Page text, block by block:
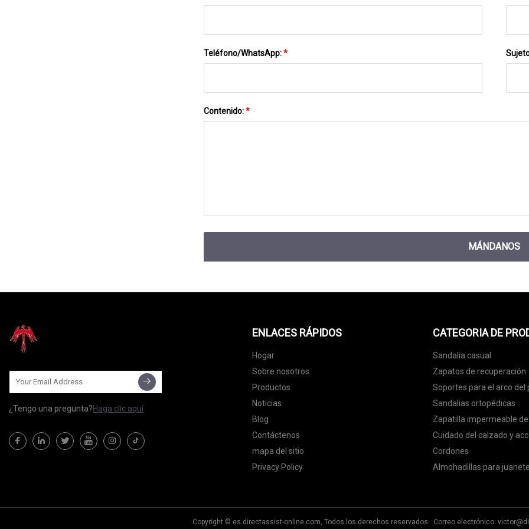
Teléfono/WhatsApp:*
Contenido:*
MÁNDANOS
¿Tengo una pregunta?Haga clic aquí
ENLACES RÁPIDOS
Hogar
Sobre nosotros
Productos
Noticias
Blog
Contáctenos
mapa del sitio
Privacy Policy
CATEGORIA DE
Sandalia casual
Zapatos de recuperación
Soportes para el arco del
Sandalias ortopédicas
Zapatilla impermeable
Cuidado del calzado y
Cordones
Almohadillas para
Copyright © es.directassist-online.com, Todos los derechos reservados. Correo electrónico: